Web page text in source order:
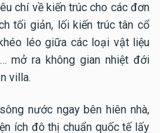
chí về kiến trúc cho các đơn
tối giản, lối kiến trúc tân cổ
léo giữa các loại vật liệu
mở ra không gian nhiệt đới
villa.
nước ngay bên hiên nhà,
ích đô thị chuẩn quốc tế lấy